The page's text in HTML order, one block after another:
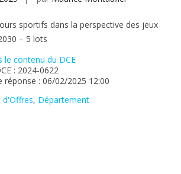
sportifs dans la perspective des jeux
– 5 lots
le contenu du DCE
: 2024-0622
réponse : 06/02/2025 12:00
d'Offres, Département